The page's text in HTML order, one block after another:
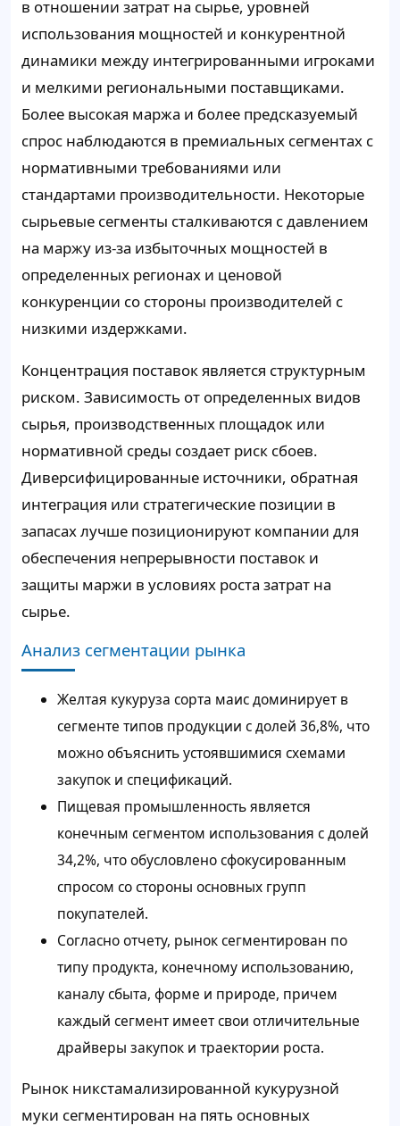
в отношении затрат на сырье, уровней
использования мощностей и конкурентной
динамики между интегрированными игроками
и мелкими региональными поставщиками.
Более высокая маржа и более предсказуемый
спрос наблюдаются в премиальных сегментах с
нормативными требованиями или
стандартами производительности. Некоторые
сырьевые сегменты сталкиваются с давлением
на маржу из-за избыточных мощностей в
определенных регионах и ценовой
конкуренции со стороны производителей с
низкими издержками.
Концентрация поставок является структурным
риском. Зависимость от определенных видов
сырья, производственных площадок или
нормативной среды создает риск сбоев.
Диверсифицированные источники, обратная
интеграция или стратегические позиции в
запасах лучше позиционируют компании для
обеспечения непрерывности поставок и
защиты маржи в условиях роста затрат на
сырье.
Анализ сегментации рынка
Желтая кукуруза сорта маис доминирует в
сегменте типов продукции с долей 36,8%, что
можно объяснить устоявшимися схемами
закупок и спецификаций.
Пищевая промышленность является
конечным сегментом использования с долей
34,2%, что обусловлено сфокусированным
спросом со стороны основных групп
покупателей.
Согласно отчету, рынок сегментирован по
типу продукта, конечному использованию,
каналу сбыта, форме и природе, причем
каждый сегмент имеет свои отличительные
драйверы закупок и траектории роста.
Рынок никстамализированной кукурузной
муки сегментирован на пять основных